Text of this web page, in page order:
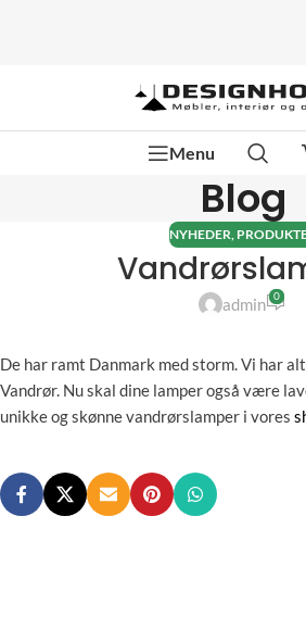
Menu
Blog
NYHEDER,
admin 0
De har ramt Danmark med storm. Vi har
Vandrør. Nu skal dine lamper også være
unikke og skønne vandrørslamper i vores